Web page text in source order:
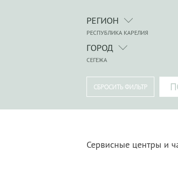
РЕГИОН
РЕСПУБЛИКА КАРЕЛИЯ
ГОРОД
СЕГЕЖА
Сервисные центры и